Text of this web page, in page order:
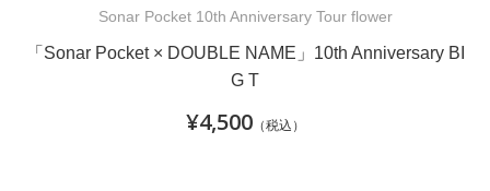
Sonar Pocket 10th Anniversary Tour flower
「Sonar Pocket × DOUBLE NAME」10th Anniversary BI
G T
¥4,500（税込）